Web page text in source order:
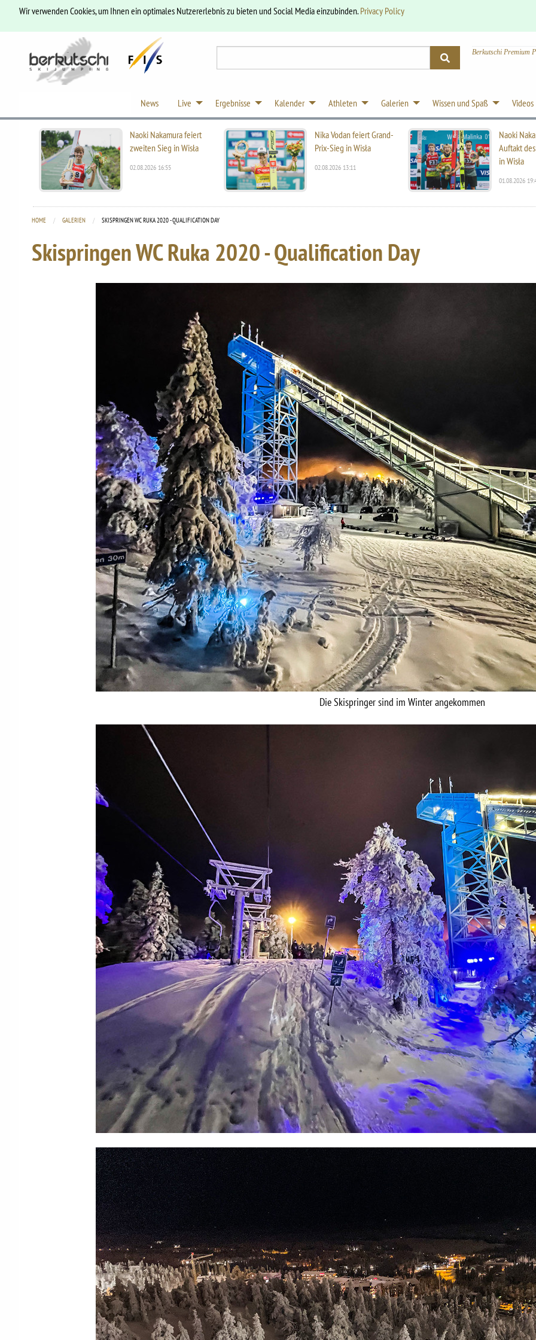
Wir verwenden Cookies, um Ihnen ein optimales Nutzererlebnis zu bieten und Social Media einzubinden.Privacy Policy
Berkutschi Premium
News Live Ergebnisse Kalender Athleten Galerien Wissen und Spaß Videos
Naoki Nakamura feiert
zweiten Sieg in Wisła
02.08.2026 16:55
Nika Vodan feiert Grand-
Prix-Sieg in Wisła
02.08.2026 13:11
Naoki
Auftakt
in Wisła
01.08.2026
HOME GALERIEN CURRENT:
SKISPRINGEN WC RUKA 2020 - QUALIFICATION DAY
Skispringen WC Ruka 2020 - Qualification Day
Die Skispringer sind im Winter angekommen